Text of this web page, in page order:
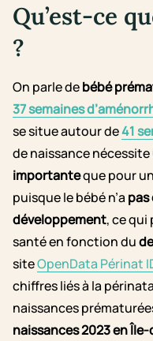
Qu’est-ce
?
On parle debébé
37 semaines
se situe autour de41
de naissance nécessite
importanteque pour
puisque le bébé n’a pas
développement, ce
santé en fonction du
siteOpenData Périnat
chiffres liés à la
naissances
naissances 2023 en